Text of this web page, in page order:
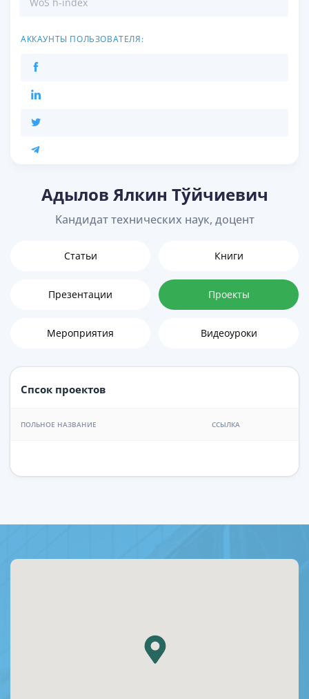
WoS h-index
АККАУНТЫ ПОЛЬЗОВАТЕЛЯ:
Адылов Ялкин Тўйчиевич
Kандидат технических наук, доцент
Статьи Книги
Презентации Проекты
Мероприятия Видеоуроки
Спсок проектов
ПОЛЬНОЕ НАЗВАНИЕ ССЫЛКА